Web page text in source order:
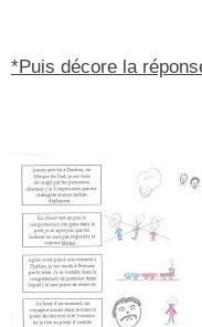
*Puis décore la